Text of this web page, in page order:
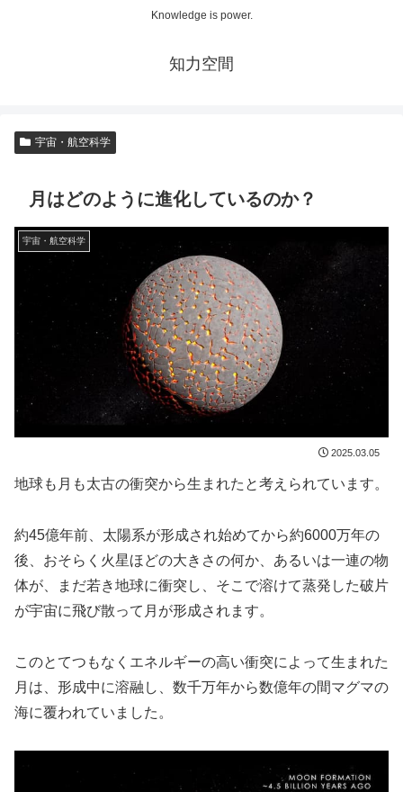
Knowledge is power.
知力空間
宇宙・航空科学
月はどのように進化しているのか？
宇宙・航空科学
2025.03.05
地球も月も太古の衝突から生まれたと考えられています。
約45億年前、太陽系が形成され始めてから約6000万年の
後、おそらく火星ほどの大きさの何か、あるいは一連の物
体が、まだ若き地球に衝突し、そこで溶けて蒸発した破片
が宇宙に飛び散って月が形成されます。
このとてつもなくエネルギーの高い衝突によって生まれた
月は、形成中に溶融し、数千万年から数億年の間マグマの
海に覆われていました。